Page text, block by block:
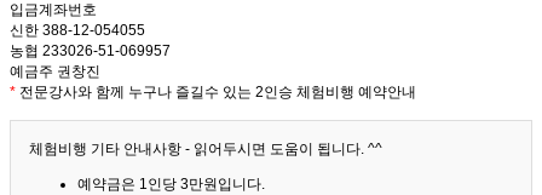
입금계좌번호
신한 388-12-054055
농협 233026-51-069957
예금주 권창진
* 전문강사와 함께 누구나 즐길수 있는 2인승 체험비행 예약안내
체험비행 기타 안내사항 - 읽어두시면 도움이 됩니다. ^^
예약금은 1인당 3만원입니다.